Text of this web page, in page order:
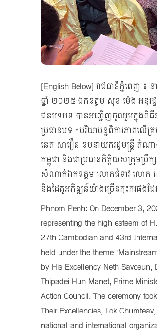
[English Below] រាជធានីភ្នំពេញ
ឆ្នាំ ២០២៥ ឯកឧត្ដម សុខ ម៉េង អនុរដ្
ជនបទបទ បានអញ្ជើញចូលរួមក្នុងពិធី
ប្រធានបទ «បរិយាបន្នពិការភាពលើ
នេត សាវឿន ឧបនាយករដ្ឋមន្ត្រី តំណ
កម្ពុជា និងជាប្រធានកិត្តិយសក្រុមប្
សំណាក់ឯកឧត្ដម លោកជំទាវ លោក ល
និងដៃគូអភិឌ្ឍន៍យ៉ា់ងច្រើនកុះករផងដែ
Phnom Penh: On December 3,
representing the high esteem of
27th Cambodian and 43rd
held under the theme
by His Excellency Neth
Thipadei Hun Manet, Prime
Action Council. The ceremony
Their Excellencies, Lok
national and international